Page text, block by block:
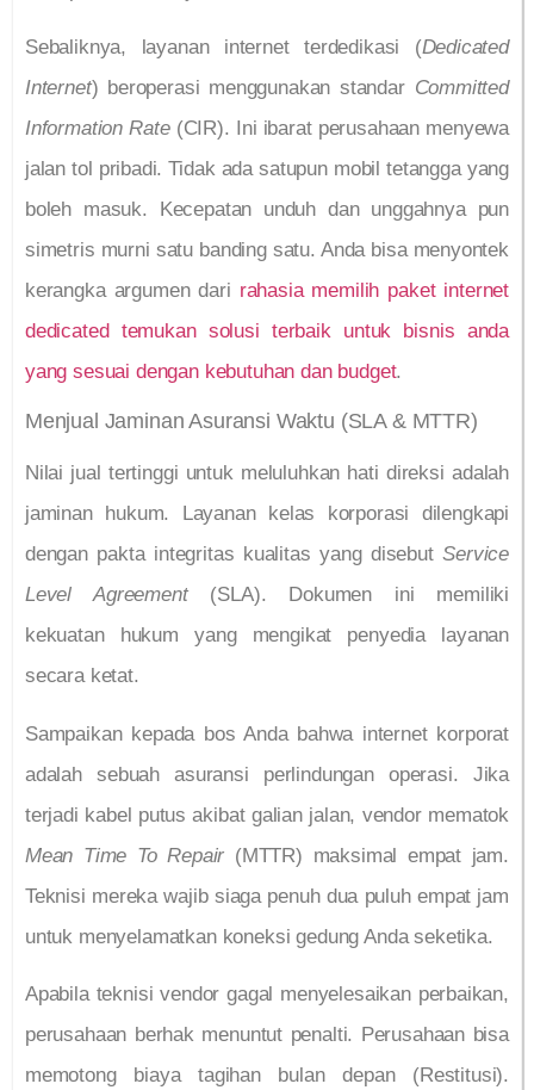
Sebaliknya, layanan internet terdedikasi (Dedicated
Internet) beroperasi menggunakan standar Committed
Information Rate(CIR). Ini ibarat perusahaan menyewa
jalan tol pribadi. Tidak ada satupun mobil tetangga yang
boleh masuk. Kecepatan unduh dan unggahnya pun
simetris murni satu banding satu. Anda bisa menyontek
kerangka argumen dari rahasia memilih paket internet
dedicated temukan solusi terbaik untuk bisnis anda
yang sesuai dengan kebutuhan dan budget.
Menjual Jaminan Asuransi Waktu (SLA & MTTR)
Nilai jual tertinggi untuk meluluhkan hati direksi adalah
jaminan hukum. Layanan kelas korporasi dilengkapi
dengan pakta integritas kualitas yang disebutService
Level Agreement(SLA). Dokumen ini memiliki
kekuatan hukum yang mengikat penyedia layanan
secara ketat.
Sampaikan kepada bos Anda bahwa internet korporat
adalah sebuah asuransi perlindungan operasi. Jika
terjadi kabel putus akibat galian jalan, vendor mematok
Mean Time To Repair (MTTR) maksimal empat jam.
Teknisi mereka wajib siaga penuh dua puluh empat jam
untuk menyelamatkan koneksi gedung Anda seketika.
Apabila teknisi vendor gagal menyelesaikan perbaikan,
perusahaan berhak menuntut penalti. Perusahaan bisa
memotong biaya tagihan bulan depan (Restitusi).